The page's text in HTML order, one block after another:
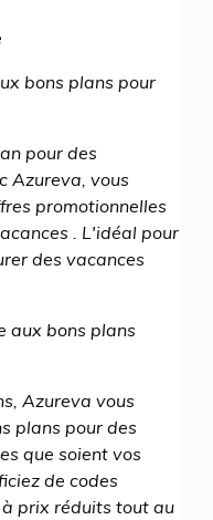
bons plans pour
pour des
Azureva, vous
promotionnelles
. L'idéal pour
des vacances
aux bons plans
Azureva vous
plans pour des
que soient vos
de codes
prix réduits tout au